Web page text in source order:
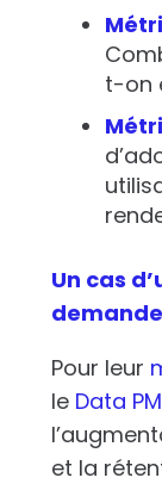
t-on
Un cas
demande
Pour leur
le Data PM
et la